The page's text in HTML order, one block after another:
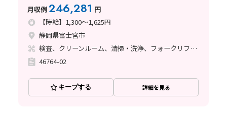
月収例246,281 円
【時給】1,300～1,625円
静岡県富士宮市
検査、クリーンルーム、清掃・洗浄、フォークリフト、座り作業、立ち作業、その他
46764-02
キープする 詳細を見る